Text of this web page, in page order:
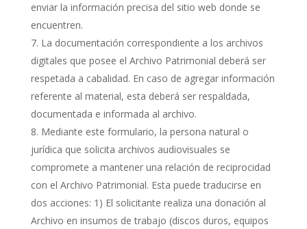
enviar la información precisa del sitio web donde se
encuentren.
La documentación correspondiente a los archivos
digitales que posee el Archivo Patrimonial deberá ser
respetada a cabalidad. En caso de agregar información
referente al material, esta deberá ser respaldada,
documentada e informada al archivo.
Mediante este formulario, la persona natural o
jurídica que solicita archivos audiovisuales se
compromete a mantener una relación de reciprocidad
con el Archivo Patrimonial. Esta puede traducirse en
dos acciones: 1) El solicitante realiza una donación al
Archivo en insumos de trabajo (discos duros, equipos